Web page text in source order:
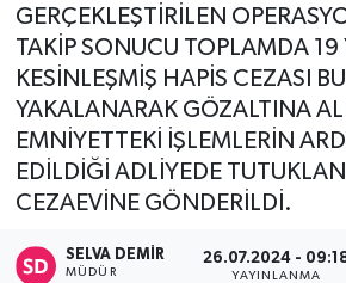
GERÇEKLEŞTİRİLEN
TAKİP SONUCU TOPLAMDA 19
KESİNLEŞMİŞ HAPİS CEZASI
YAKALANARAK GÖZALTINA
EMNİYETTEKİ İŞLEMLERİN
EDİLDİĞİ ADLİYEDE
CEZAEVİNE GÖNDERİLDİ.
SELVA DEMIR
MÜDÜR
26.07.2024 -
YAYINLANMA